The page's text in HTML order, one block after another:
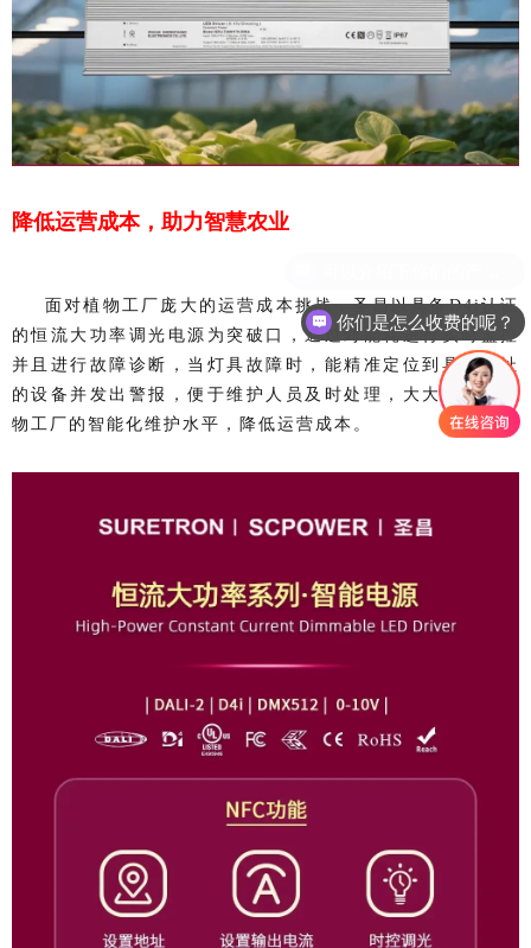
降低运营成本，助力智慧农业
面对植物工厂庞大的运营成本挑战，圣昌以具备D4i认证
的恒流大功率调光电源为突破口，通过对能耗进行实时监控
并且进行故障诊断，当灯具故障时，能精准定位到具体地址
的设备并发出警报，便于维护人员及时处理，大大提升了植
物工厂的智能化维护水平，降低运营成本。
你们是怎么收费的呢？